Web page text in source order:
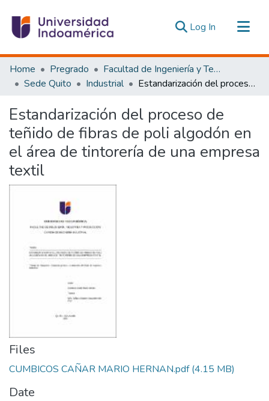
Log In (current)
Communities & Collections
All of DSpace
Estadísticas Externas
Home Pregrado
Facultad de Ingeniería y Tecnologías de la Información y la Comunicación
Sede Quito
Industrial Estandarización del proceso de teñido de fibras de poli algodón en el área de tintorería de una empresa textil
Estandarización del proceso de
teñido de fibras de poli algodón en
el área de tintorería de una empresa
textil
Files
CUMBICOS CAÑAR MARIO HERNAN.pdf(4.15 MB)
Date